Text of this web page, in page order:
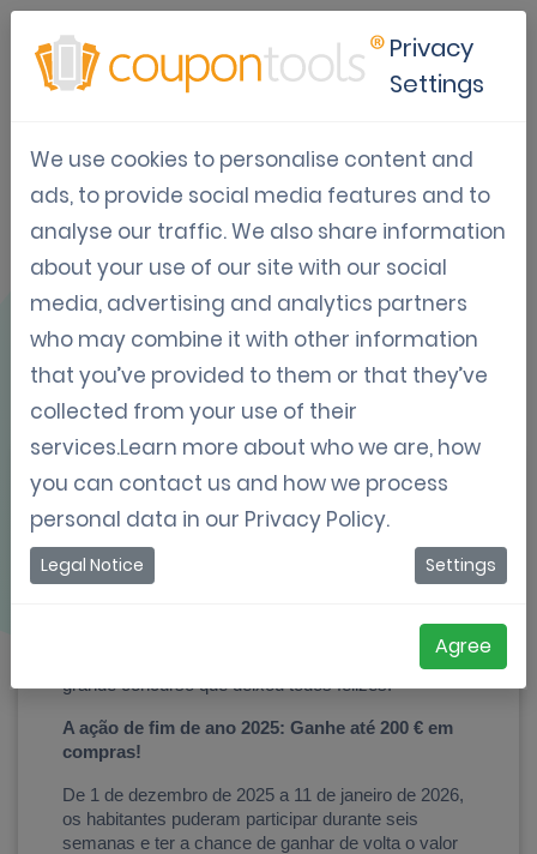
Caso de uso:
Cidade de
Maaseik
VISÃO GERAL
A cidade de Maaseik queria dar nova vida ao centro.
incentivasse as pessoas a sair e desse um impulso
grande concurso que deixou todos felizes.
A ação de fim de ano 2025: Ganhe até 200 € em
compras!
De 1 de dezembro de 2025 a 11 de janeiro de 2026,
os habitantes puderam participar durante seis
semanas e ter a chance de ganhar de volta o valor
Privacy
Settings
We use cookies to personalise content and
ads, to provide social media features and to
analyse our traffic. We also share information
about your use of our site with our social
media, advertising and analytics partners
who may combine it with other information
that you’ve provided to them or that they’ve
collected from your use of their
services.Learn more about who we are, how
you can contact us and how we process
personal data in our Privacy Policy.
Legal Notice Settings
Agree